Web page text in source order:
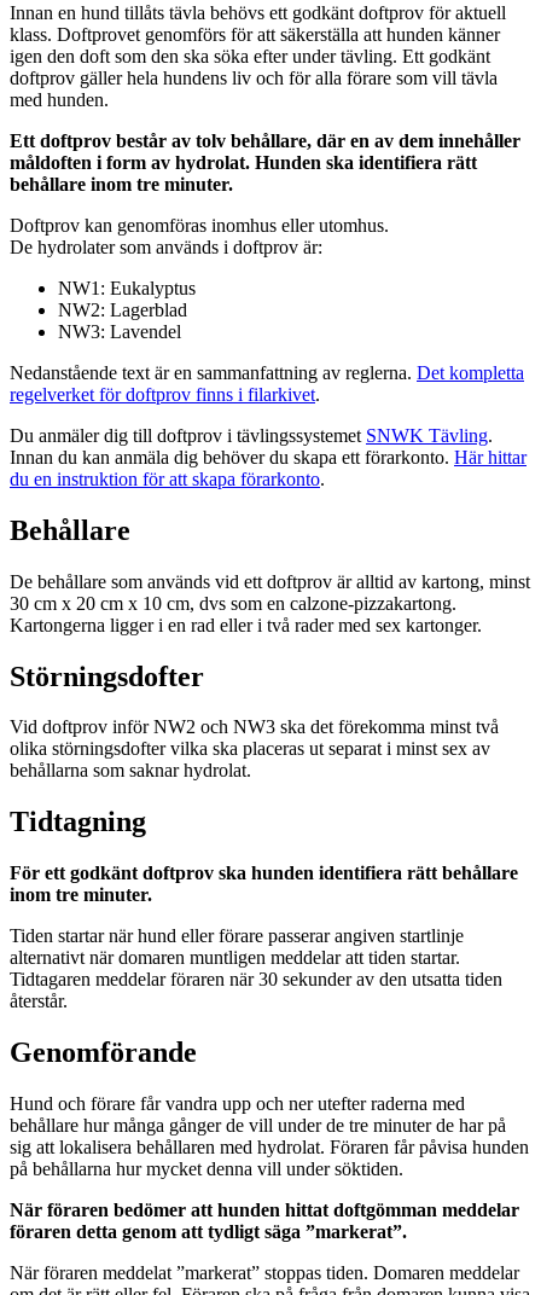
Innan en hund tillåts tävla behövs ett godkänt doftprov för aktuell
klass. Doftprovet genomförs för att säkerställa att hunden känner
igen den doft som den ska söka efter under tävling. Ett godkänt
doftprov gäller hela hundens liv och för alla förare som vill tävla
med hunden.
Ett doftprov består av tolv behållare, där en av dem innehåller
måldoften i form av hydrolat. Hunden ska identifiera rätt
behållare inom tre minuter.
Doftprov kan genomföras inomhus eller utomhus.
De hydrolater som används i doftprov är:
NW1: Eukalyptus
NW2: Lagerblad
NW3: Lavendel
Nedanstående text är en sammanfattning av reglerna. Det kompletta
regelverket för doftprov finns i filarkivet.
Du anmäler dig till doftprov i tävlingssystemet SNWK Tävling.
Innan du kan anmäla dig behöver du skapa ett förarkonto. Här hittar
du en instruktion för att skapa förarkonto.
Behållare
De behållare som används vid ett doftprov är alltid av kartong, minst
30 cm x 20 cm x 10 cm, dvs som en calzone-pizzakartong.
Kartongerna ligger i en rad eller i två rader med sex kartonger.
Störningsdofter
Vid doftprov inför NW2 och NW3 ska det förekomma minst två
olika störningsdofter vilka ska placeras ut separat i minst sex av
behållarna som saknar hydrolat.
Tidtagning
För ett godkänt doftprov ska hunden identifiera rätt behållare
inom tre minuter.
Tiden startar när hund eller förare passerar angiven startlinje
alternativt när domaren muntligen meddelar att tiden startar.
Tidtagaren meddelar föraren när 30 sekunder av den utsatta tiden
återstår.
Genomförande
Hund och förare får vandra upp och ner utefter raderna med
behållare hur många gånger de vill under de tre minuter de har på
sig att lokalisera behållaren med hydrolat. Föraren får påvisa hunden
på behållarna hur mycket denna vill under söktiden.
När föraren bedömer att hunden hittat doftgömman meddelar
föraren detta genom att tydligt säga ”markerat”.
När föraren meddelat ”markerat” stoppas tiden. Domaren meddelar